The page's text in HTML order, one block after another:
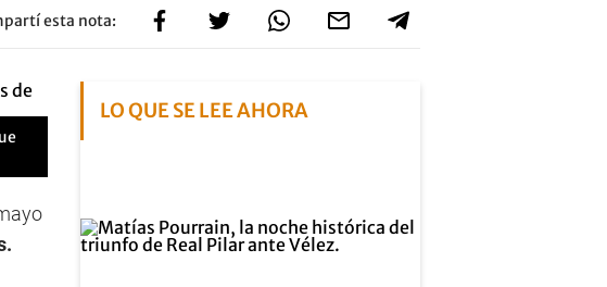
esta nota:
LO QUE SE LEE AHORA